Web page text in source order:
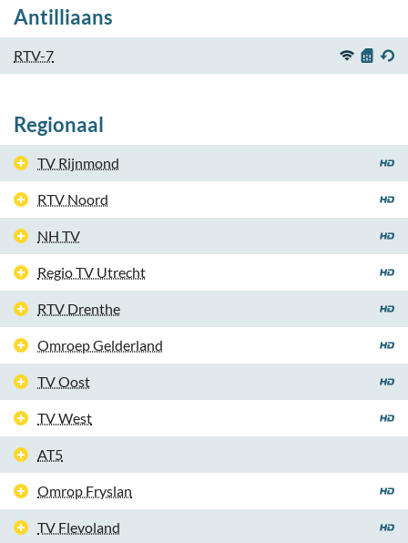
Antilliaans
RTV-7
Regionaal
TV Rijnmond
RTV Noord
NH TV
Regio TV Utrecht
RTV Drenthe
Omroep Gelderland
TV Oost
TV West
AT5
Omrop Fryslan
TV Flevoland